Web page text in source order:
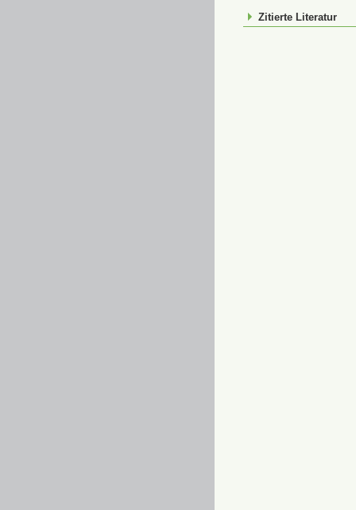
Zitierte Literatur